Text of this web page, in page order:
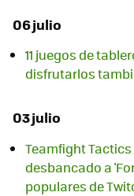
06 julio
11 juegos de
disfrutarlos
03 julio
Teamfight
desbancado a
populares de